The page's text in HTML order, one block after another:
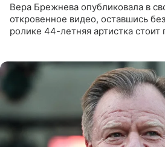
Вера Брежнева опубликовала в
откровенное видео, оставшись
ролике 44-летняя артистка